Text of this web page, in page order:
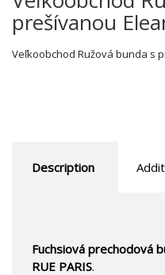
prešívanou
Veľkoobchod Ružová bunda s
Description
Fuchsiová prechodová
RUE PARIS.